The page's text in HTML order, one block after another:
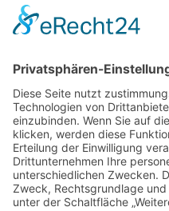
Abschicken
UNSERE ANGEBOTE